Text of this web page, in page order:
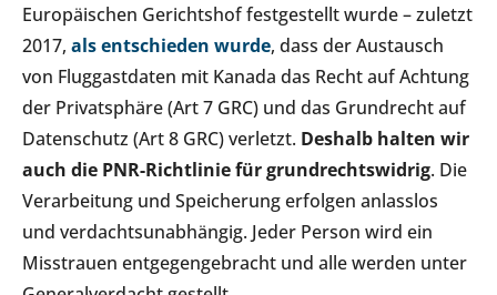
Europäischen Gerichtshof festgestellt wurde – zuletzt
2017, als entschieden wurde, dass der Austausch
von Fluggastdaten mit Kanada das Recht auf Achtung
der Privatsphäre (Art 7 GRC) und das Grundrecht auf
Datenschutz (Art 8 GRC) verletzt. Deshalb halten wir
auch die PNR-Richtlinie für grundrechtswidrig. Die
Verarbeitung und Speicherung erfolgen anlasslos
und verdachtsunabhängig. Jeder Person wird ein
Misstrauen entgegengebracht und alle werden unter